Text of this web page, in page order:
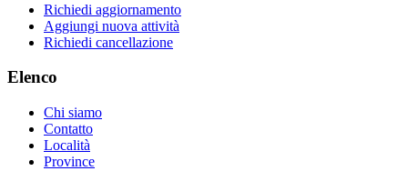
Richiedi aggiornamento
Aggiungi nuova attività
Richiedi cancellazione
Elenco
Chi siamo
Contatto
Località
Province